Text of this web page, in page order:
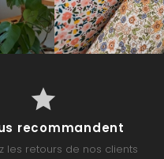
recommandent
les retours de nos clients